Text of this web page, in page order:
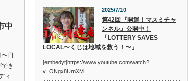
中
日
き
ィ
2025/7/10
第42回『開運！マスミチャ
ンネル』公開中！
「LOTTERY SAVES
LOCAL〜くじは地域を救う！〜」
[embedyt]https://www.youtube.com/watch?
v=ONgx8UmXM…